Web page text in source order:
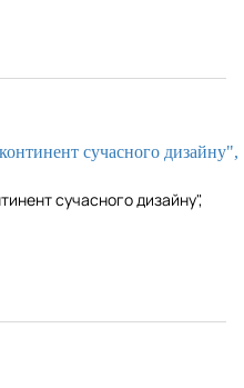
сучасного дизайну",